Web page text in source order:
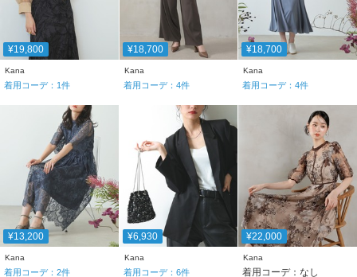
¥19,800
Kana
着用コーデ： 1件
¥18,700
Kana
着用コーデ： 4件
¥18,700
Kana
着用コーデ：4件
¥13,200
Kana
着用コーデ： 2件
¥6,930
Kana
着用コーデ： 6件
¥22,000
Kana
着用コーデ：なし